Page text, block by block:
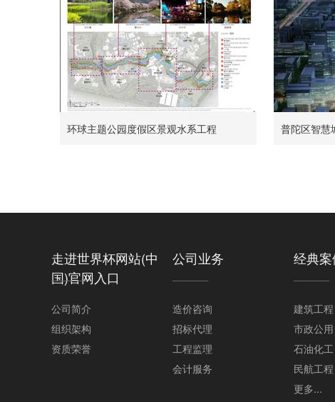
环球主题公园度假区景观水系工程 普陀区智慧
走进世界杯网站(中
国)官网入口
公司简介
组织架构
资质荣誉
公司业务
造价咨询
招标代理
工程监理
会计服务
经典案
建筑工程
市政公用
石油化工
民航工程
更多...